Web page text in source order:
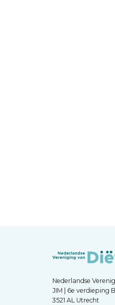
Nederlandse
JIM | 6e verdieping
3521 AL Utrecht